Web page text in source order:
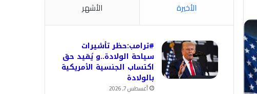
الأخيرة الأشهر
#ترامب:حظر تأشيرات
سياحة الولادة..و يُقيد حق
اكتساب الجنسية الأمريكية
بالولادة
أغسطس 7, 2026